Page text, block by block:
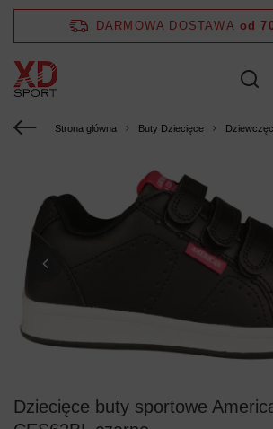
DARMOWA DOSTAWA od
Strona główna Buty Dziecięce
Dziecięce buty sportowe